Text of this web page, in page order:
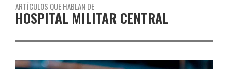
ARTÍCULOS QUE HABLAN DE
HOSPITAL MILITAR CENTRAL